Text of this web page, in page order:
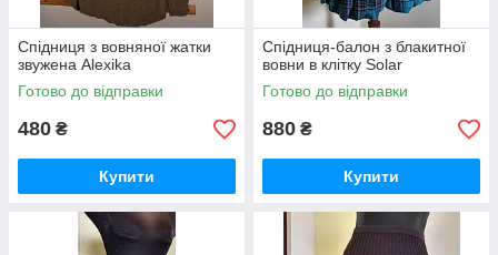
Спідниця з вовняної жатки
звужена Alexika
Готово до відправки
480 ₴
Купити
Спідниця-балон з блакитної
вовни в клітку Solar
Готово до відправки
880 ₴
Купити